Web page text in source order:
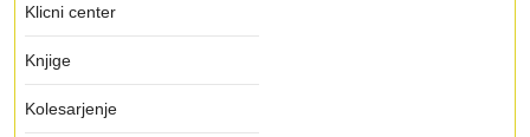
Klicni center
Knjige
Kolesarjenje